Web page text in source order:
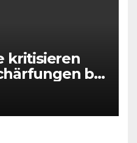
kritisieren
bei